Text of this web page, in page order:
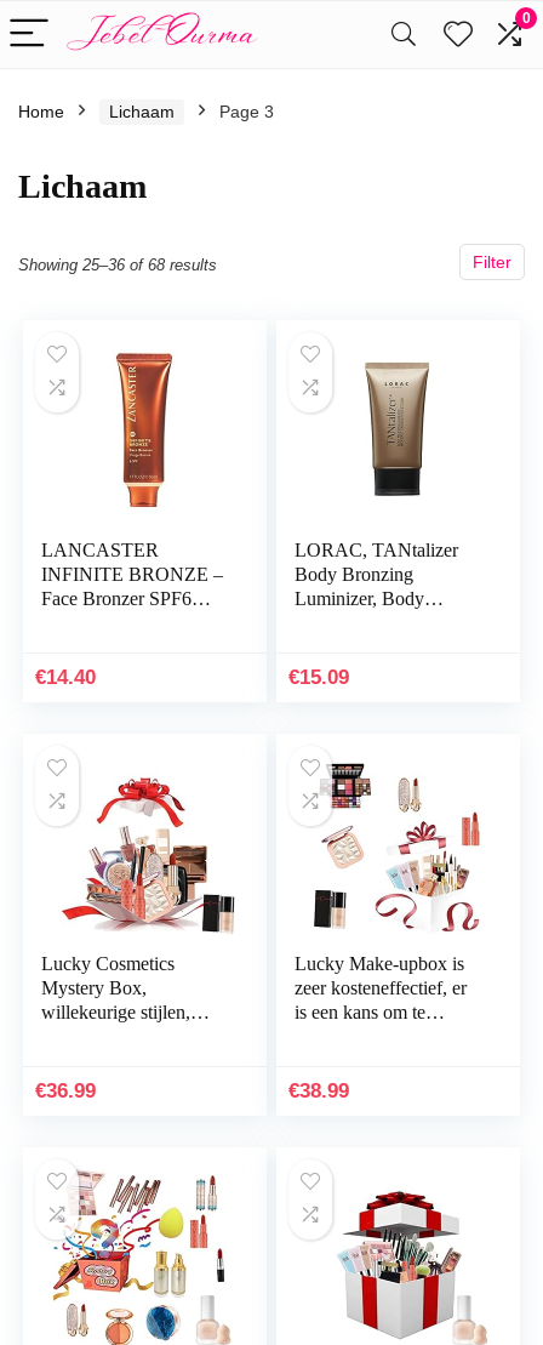
0
Home Lichaam Page 3
Lichaam
Filter
Showing 25–36 of 68 results
LANCASTER
INFINITE BRONZE –
Face Bronzer SPF6
€14.40
LORAC, TANtalizer
Body Bronzing
Luminizer, Body
Professionele
€15.09
Lucky Cosmetics
Mystery Box,
willekeurige stijlen,
voor familie, super…
€36.99
Lucky Make-upbox is
zeer kosteneffectief, er
is een kans om te
Wenkbrauwpotlood,
€38.99